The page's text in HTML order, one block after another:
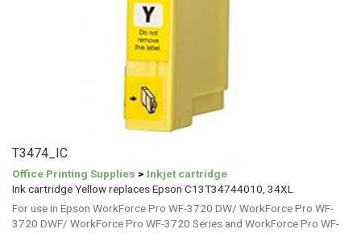
T3474_IC
Office Printing Supplies > Inkjet cartridge
Ink cartridge Yellow replaces Epson C13T34744010, 34XL
For use in Epson WorkForce Pro WF-3720 DW/ WorkForce Pro WF-
3720 DWF/ WorkForce Pro WF-3720 Series and WorkForce Pro WF-